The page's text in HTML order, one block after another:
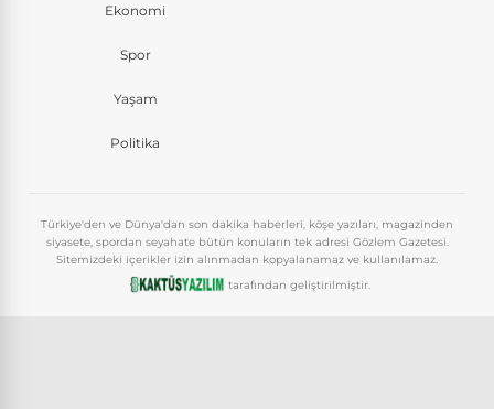
Ekonomi
Spor
Yaşam
Politika
Türkiye'den ve Dünya'dan son dakika haberleri, köşe yazıları, magazinden
siyasete, spordan seyahate bütün konuların tek adresi Gözlem Gazetesi.
Sitemizdeki içerikler izin alınmadan kopyalanamaz ve kullanılamaz.
tarafından geliştirilmiştir.